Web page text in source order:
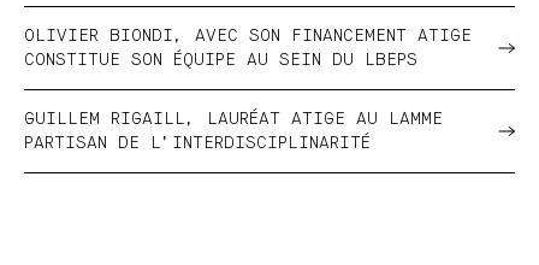
OLIVIER BIONDI, AVEC SON FINANCEMENT ATIGE
CONSTITUE SON ÉQUIPE AU SEIN DU LBEPS
GUILLEM RIGAILL, LAURÉAT ATIGE AU LAMME
PARTISAN DE L’INTERDISCIPLINARITÉ